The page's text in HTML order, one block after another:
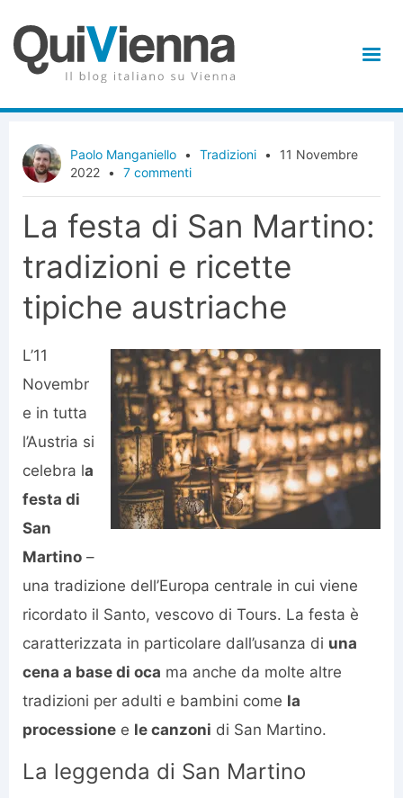
Paolo Manganiello • Tradizioni •
11 Novembre
2022 • 7 commenti
La festa di San Martino:
tradizioni e ricette
tipiche austriache
L’11
Novembr
e in tutta
l’Austria si
celebra la
festa di
San
Martino –
una tradizione dell’Europa centrale in cui viene
ricordato il Santo, vescovo di Tours. La festa è
caratterizzata in particolare dall’usanza di una
cena a base di oca ma anche da molte altre
tradizioni per adulti e bambini come la
processione e le canzoni di San Martino.
La leggenda di San Martino